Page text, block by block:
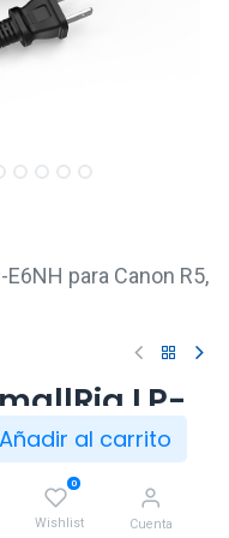
Añadir al carrito
0
Wishlist Cuenta
para Canon R5,
LP-
R6, R7, R,